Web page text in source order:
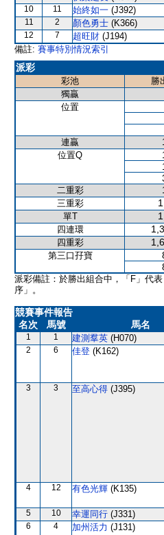
10
11 始終如一 (J392)
11
2 顏色勇士 (K366)
12
7 超旺財 (J194)
備註: 賽事特別情況索引
派彩
彩池 勝
獨贏
位置
連贏
位置Q
二重彩
三重彩
單T
四連環
四重彩
第三口孖寶
派彩備註：於勝出組合中，「F」代
序」。
競賽事件報告
名次
馬號 馬名
1 1 建測羣英 (H070)
2 6 佳登 (K162)
3 3 至高心得 (J395)
4 12 有色光輝 (K135)
5 10 幸運同行 (J331)
6 4 加州活力 (J131)